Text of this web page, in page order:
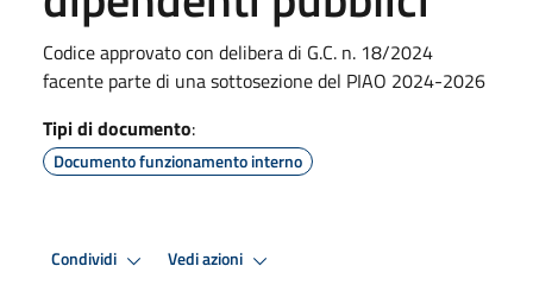
Codice approvato con delibera di G.C. n. 18/2024
facente parte di una sottosezione del PIAO 2024-2026
Tipi di documento:
Documento funzionamento interno
Condividi Vedi azioni